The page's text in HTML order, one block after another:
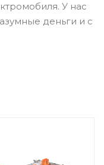
У нас
деньги и с